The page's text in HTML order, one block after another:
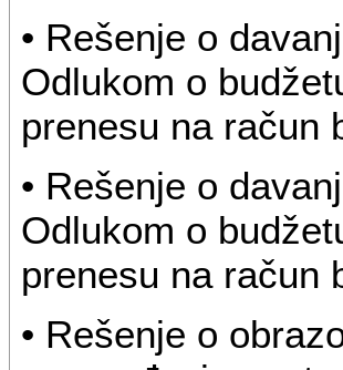
• Rešenje o
Odlukom o
prenesu na račun
• Rešenje o
Odlukom o
prenesu na račun
• Rešenje o